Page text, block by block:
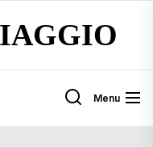
Menu